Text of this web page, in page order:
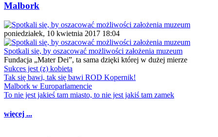
Malbork
poniedziałek, 10 kwietnia 2017 18:04
Spotkali się, by oszacować możliwości założenia muzeum
Fundacja „Mater Dei”, ta sama dzięki której w dużej mierze
Sukces jest (z) kobietą
Tak się bawi, tak się bawi ROD Kopernik!
Malbork w Europarlamencie
To nie jest jakieś tam miasto, to nie jest jakiś tam zamek
więcej ...